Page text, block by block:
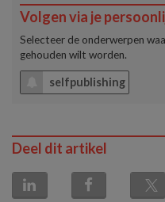
Volgen via je
Selecteer de onderwerpen
gehouden wilt worden.
selfpublishing
Deel dit artikel